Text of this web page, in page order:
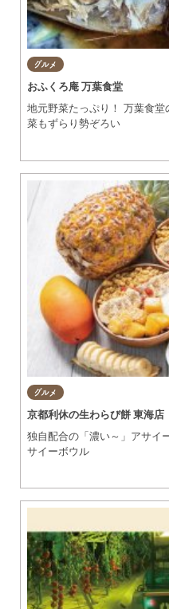
グルメ
おふくろ庵 万葉食堂
地元野菜たっぷり！ 万葉食
菜もずらり勢ぞろい
グルメ
京都利休の生わらび餅 東海店
独自配合の「濃い～」アサイ
サイーボウル